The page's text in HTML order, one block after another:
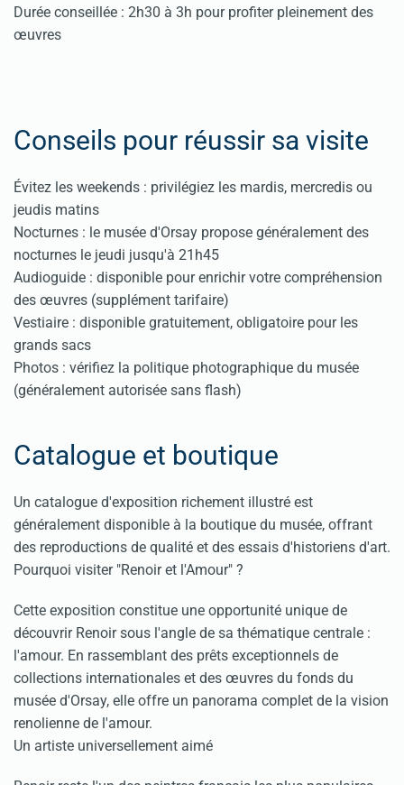
Durée conseillée : 2h30 à 3h pour profiter pleinement des
œuvres
Conseils pour réussir sa visite
Évitez les weekends : privilégiez les mardis, mercredis ou
jeudis matins
Nocturnes : le musée d'Orsay propose généralement des
nocturnes le jeudi jusqu'à 21h45
Audioguide : disponible pour enrichir votre compréhension
des œuvres (supplément tarifaire)
Vestiaire : disponible gratuitement, obligatoire pour les
grands sacs
Photos : vérifiez la politique photographique du musée
(généralement autorisée sans flash)
Catalogue et boutique
Un catalogue d'exposition richement illustré est
généralement disponible à la boutique du musée, offrant
des reproductions de qualité et des essais d'historiens d'art.
Pourquoi visiter "Renoir et l'Amour" ?
Cette exposition constitue une opportunité unique de
découvrir Renoir sous l'angle de sa thématique centrale :
l'amour. En rassemblant des prêts exceptionnels de
collections internationales et des œuvres du fonds du
musée d'Orsay, elle offre un panorama complet de la vision
renolienne de l'amour.
Un artiste universellement aimé